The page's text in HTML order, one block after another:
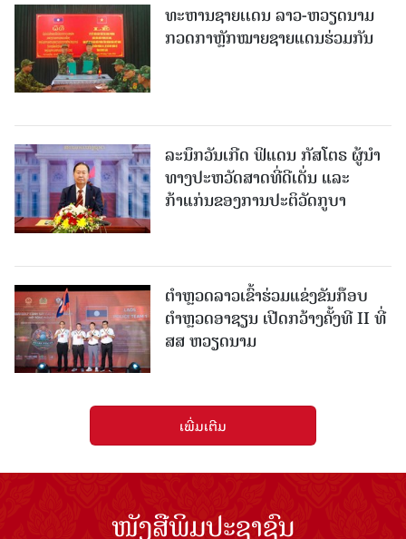
ທະຫານຊາຍເເດນ ລາວ-ຫວຽດນາມ
ກວດກາຫຼັກໝາຍຊາຍແດນຮ່ວມກັນ
ລະນຶກວັນເກີດ ຟິແດນ ກັສໂຕຣ ຜູ້ນຳ
ທາງປະຫວັດສາດທີ່ດີເດັ່ນ ແລະ
ກ້າແກ່ນຂອງການປະຕິວັດກູບາ
ຕຳຫຼວດລາວເຂົ້າຮ່ວມແຂ່ງຂັນກ໊ອບ
ຕຳຫຼວດອາຊຽນ ເປີດກວ້າງຄັ້ງທີ II ທີ່
ສສ ຫວຽດນາມ
ເພີ່ມເຕີມ
ໜັງສືພິມປະຊາຊົນ